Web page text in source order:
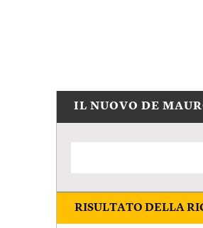
IL NUOVO DE
RISULTATO DELLA